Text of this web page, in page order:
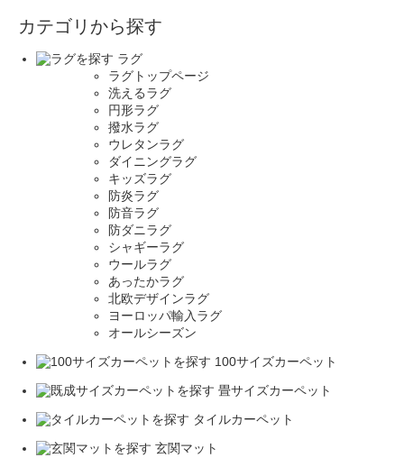
カテゴリから探す
ラグ
ラグトップページ
洗えるラグ
円形ラグ
撥水ラグ
ウレタンラグ
ダイニングラグ
キッズラグ
防炎ラグ
防音ラグ
防ダニラグ
シャギーラグ
ウールラグ
あったかラグ
北欧デザインラグ
ヨーロッパ輸入ラグ
オールシーズン
100サイズカーペット
畳サイズカーペット
タイルカーペット
玄関マット